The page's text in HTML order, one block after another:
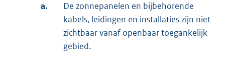
a.
De zonnepanelen en bijbehorende
kabels, leidingen en installaties zijn niet
zichtbaar vanaf openbaar toegankelijk
gebied.